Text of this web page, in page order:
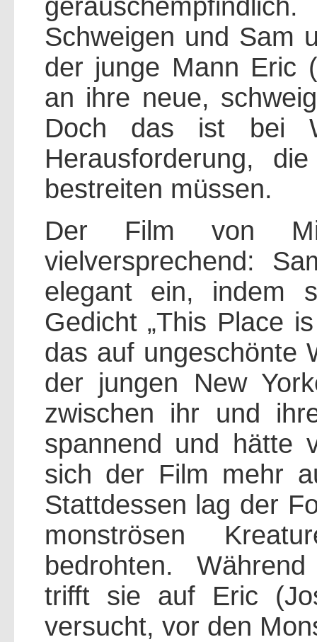
Schweigen und Sam
der junge Mann Eric
an ihre neue,
Doch das ist bei
Herausforderung,
bestreiten müssen.
Der Film von
vielversprechend:
elegant ein, indem
Gedicht „This Place
das auf ungeschönte
der jungen New
zwischen ihr und
spannend und hätte
sich der Film mehr
Stattdessen lag der
monströsen
bedrohten.
trifft sie auf Eric
versucht, vor den